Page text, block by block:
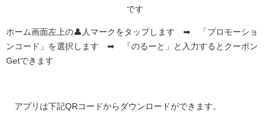
です
ホーム画面左上の👤人マークをタップします ➡ 「プロモーショ
ンコード」を選択します ➡ 「のるーと」と入力するとクーポン
Getできます
アプリは下記QRコードからダウンロードができます。